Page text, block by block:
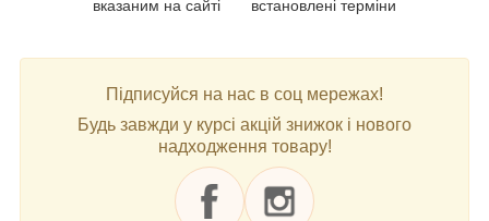
вказаним на сайті
встановлені терміни
Підписуйся на нас в соц мережах!
Будь завжди у курсі акцій знижок і нового
надходження товару!